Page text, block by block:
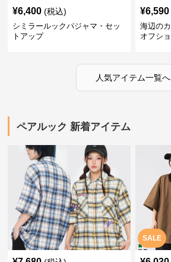
¥6,400 (税込)
シミラールックパジャマ・セッ
トアップ
¥6,590
海辺の
オフシ
人気アイテム一覧へ
ペアルック 新着アイテム
SALE